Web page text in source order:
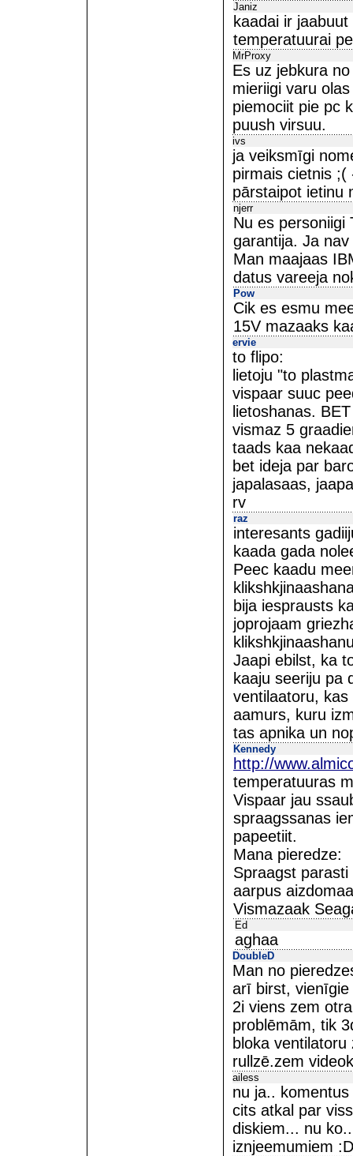
Janiz
kaadai ir
temperatuurai
MrProxy
Es uz jebkura
mieriigi varu
piemociit pie pc
puush virsuu.
ivs
ja veiksmīgi
pirmais cietnis ;(
pārstaipot ietinu
njerr
Nu es personiigi
garantija. Ja
Man maajaas
datus vareeja
Pow
Cik es esmu
15V mazaaks
ervie
to flipo:
lietoju "to
vispaar suuc
lietoshanas.
vismaz 5
taads kaa
bet ideja par
japalasaas,
rv
raz
interesants
kaada gada
Peec kaadu
bija iesprausts
joprojaam
Jaapi ebilst, ka
kaaju seeriju pa
ventilaatoru,
aamurs, kuru
tas apnika un
Kennedy
http://
temperatuuras
Vispaar jau
spraagssanas
papeetiit.
Mana pieredze:
Spraagst
aarpus
Vismazaak
Ed
aghaa
DoubleD
Man no
arī birst, vienīgie
2i viens zem
problēmām, tik
bloka
rullzē.zem
ailess
nu ja..
cits atkal par
diskiem... nu
iznjeemumiem